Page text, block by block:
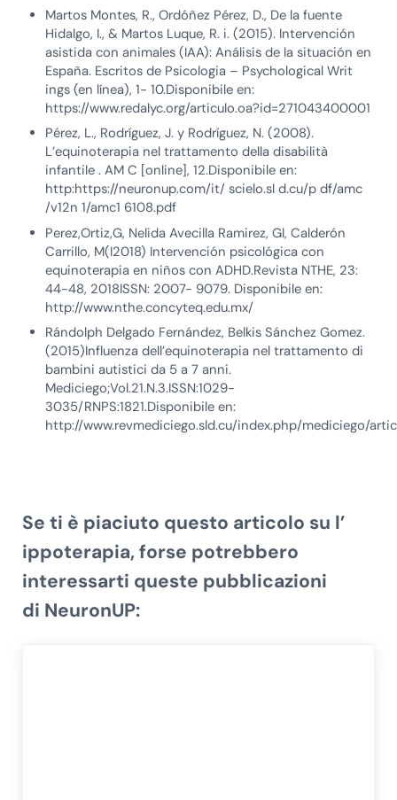
Martos Montes, R., Ordóñez Pérez, D., De la fuente
Hidalgo, I., & Martos Luque, R. i. (2015). Intervención
asistida con animales (IAA): Análisis de la situación en
España. Escritos de Psicologia – Psychological Writ
ings (en línea), 1- 10.Disponibile en:
https://www.redalyc.org/articulo.oa?id=271043400001
Pérez, L., Rodríguez, J. y Rodríguez, N. (2008).
L’equinoterapia nel trattamento della disabilità
infantile . AM C [online], 12.Disponibile en:
http:https://neuronup.com/it/ scielo.sl d.cu/p df/amc
/v12n 1/amc1 6108.pdf
Perez,Ortiz,G, Nelida Avecilla Ramirez, Gl, Calderón
Carrillo, M(I2018) Intervención psicológica con
equinoterapia en niños con ADHD.Revista NTHE, 23:
44-48, 2018ISSN: 2007- 9079. Disponibile en:
http://www.nthe.concyteq.edu.mx/
Rándolph Delgado Fernández, Belkis Sánchez Gomez.
(2015)Influenza dell’equinoterapia nel trattamento di
bambini autistici da 5 a 7 anni.
Mediciego;Vol.21.N.3.ISSN:1029-
3035/RNPS:1821.Disponibile en:
http://www.revmediciego.sld.cu/index.php/mediciego/
Se ti è piaciuto questo articolo su l’
ippoterapia,forse potrebbero
interessarti queste pubblicazioni
di NeuronUP: